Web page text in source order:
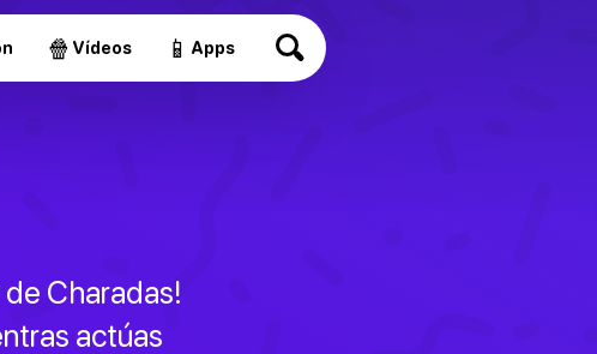
🍿 Vídeos 📱 Apps
Charadas!
actúas